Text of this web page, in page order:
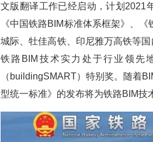
文版翻译工作已经启动，计划2021
《中国铁路BIM标准体系框架》、
城际、牡佳高铁、印尼雅万高铁等
铁路BIM技术实力处于行业领先
（buildingSMART）特别奖。随着
型统一标准》的发布将为铁路BIM技